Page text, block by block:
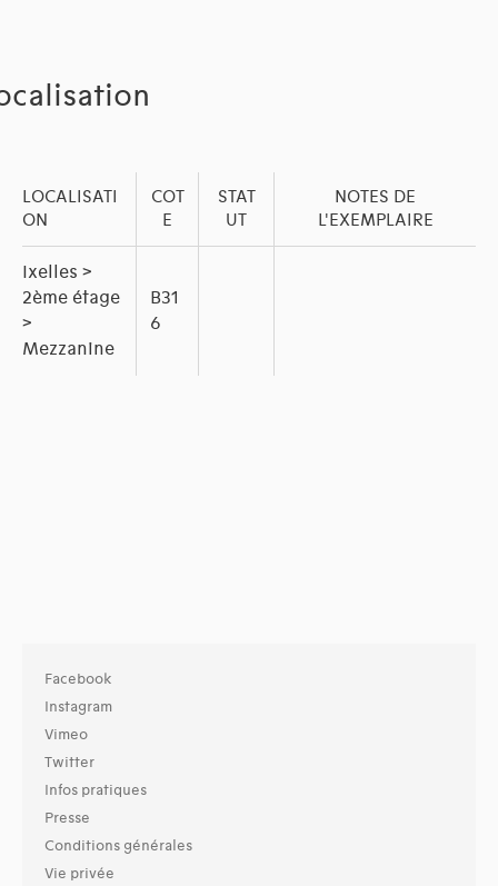
LOCALISATI
ON
COT
E
STAT
UT
NOTES DE
L'EXEMPLAIRE
Ixelles >
2ème étage
>
Mezzanine
B31
6
Facebook
Instagram
Vimeo
Twitter
Infos pratiques
Presse
Conditions générales
Vie privée